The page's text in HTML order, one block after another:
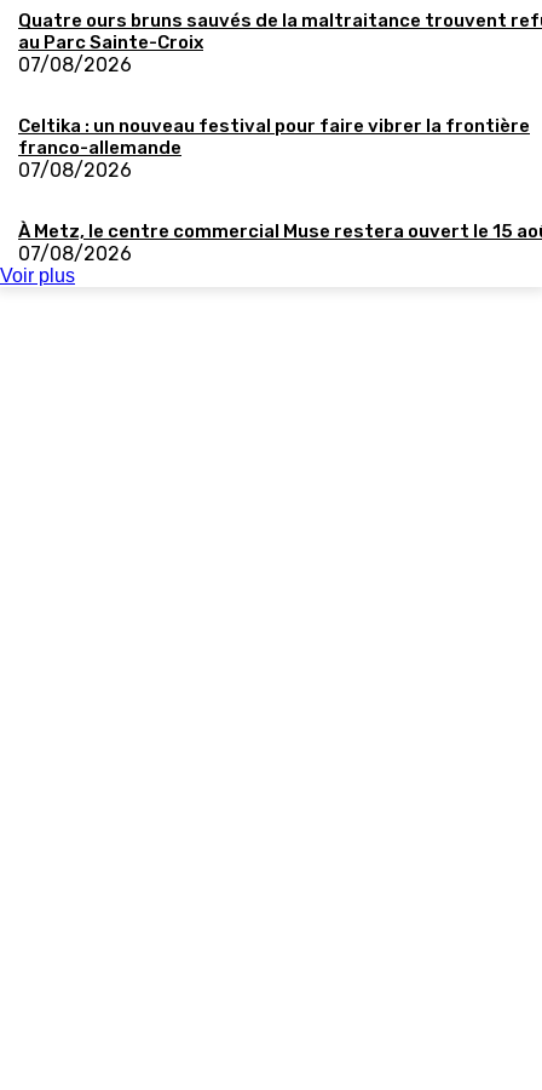
Quatre ours bruns sauvés de la maltraitance trouvent
au Parc Sainte-Croix
07/08/2026
Celtika : un nouveau festival pour faire vibrer la frontière
franco-allemande
07/08/2026
À Metz, le centre commercial Muse restera ouvert le 15
07/08/2026
Voir plus